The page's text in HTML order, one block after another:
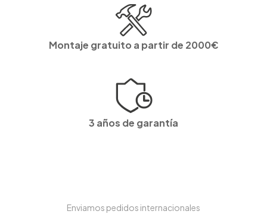
Montaje gratuito a partir de 2000€
3 años de garantía
Enviamos pedidos internacionales